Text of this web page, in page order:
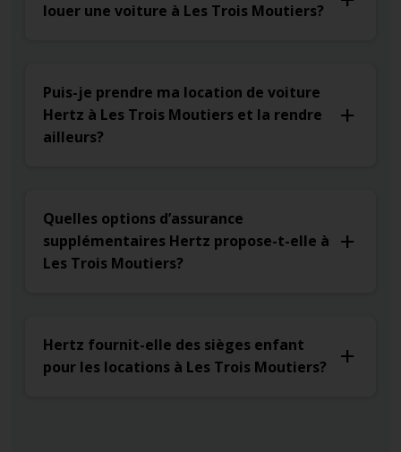
louer une voiture à Les Trois Moutiers?
Puis-je prendre ma location de voiture
Hertz à Les Trois Moutiers et la rendre
ailleurs?
Quelles options d’assurance
supplémentaires Hertz propose-t-elle à
Les Trois Moutiers?
Hertz fournit-elle des sièges enfant
pour les locations à Les Trois Moutiers?